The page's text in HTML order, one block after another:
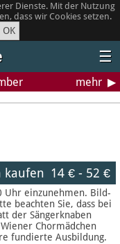
Dienste. Mit der Nutzung
dass wir Cookies setzen.
OK
☰
mehr
kaufen 14 €- 52 €
Uhr einzunehmen. Bild-
beachten Sie, dass bei
der Sängerknaben
Chormädchen
fundierte Ausbildung.